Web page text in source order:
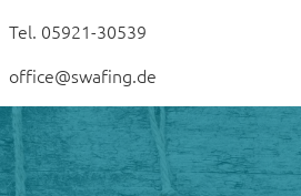
Tel. 05921-30539
office@swafing.de